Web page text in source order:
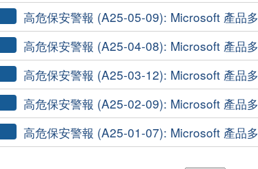
高危保安警報 (A25-05-09): Microsoft 產品
高危保安警報 (A25-04-08): Microsoft 產品
高危保安警報 (A25-03-12): Microsoft 產品
高危保安警報 (A25-02-09): Microsoft 產品
高危保安警報 (A25-01-07): Microsoft 產品